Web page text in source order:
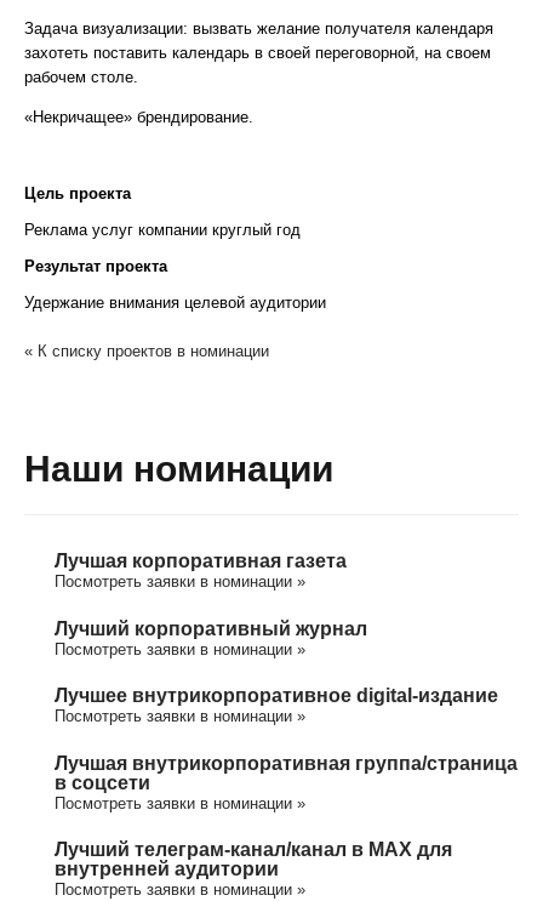
Задача визуализации: вызвать желание получателя календаря
захотеть поставить календарь в своей переговорной, на своем
рабочем столе.
«Некричащее» брендирование.
Цель проекта
Реклама услуг компании круглый год
Результат проекта
Удержание внимания целевой аудитории
« К списку проектов в номинации
Наши номинации
Лучшая корпоративная газета
Посмотреть заявки в номинации »
Лучший корпоративный журнал
Посмотреть заявки в номинации »
Лучшее внутрикорпоративное digital-издание
Посмотреть заявки в номинации »
Лучшая внутрикорпоративная группа/cтраница
в соцсети
Посмотреть заявки в номинации »
Лучший телеграм-канал/канал в МАХ для
внутренней аудитории
Посмотреть заявки в номинации »